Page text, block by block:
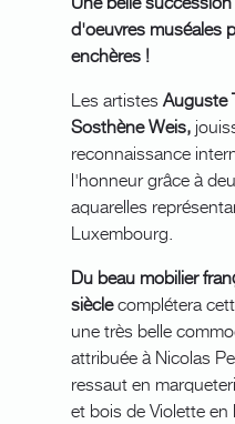
d'oeuvres muséales
enchères !
Les artistesAuguste
Sosthène Weis,
reconnaissance
l'honneur grâce à
aquarelles
Luxembourg.
Du beau mobilier
sièclecomplétera
une très belle
attribuée à Nicolas
ressaut en
et bois de Violette en